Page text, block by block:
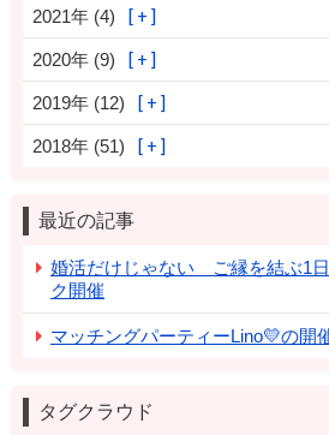
2021年 (4)
2020年 (9)
2019年 (12)
2018年 (51)
最近の記事
婚活だけじゃない ご縁を結ぶ1
ク開催
マッチングパーティーLino💛の開
タグクラウド